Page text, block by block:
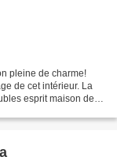
pleine de charme!
de cet intérieur. La
esprit maison de